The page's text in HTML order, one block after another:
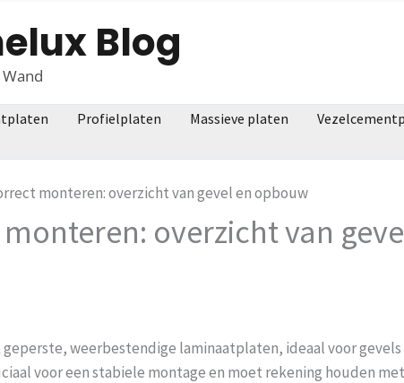
Blog
Profielplaten Massieve platen
monteren: overzicht van gevel en opbouw
overzicht van
weerbestendige laminaatplaten, ideaal voor
voor een stabiele montage en moet rekening houden